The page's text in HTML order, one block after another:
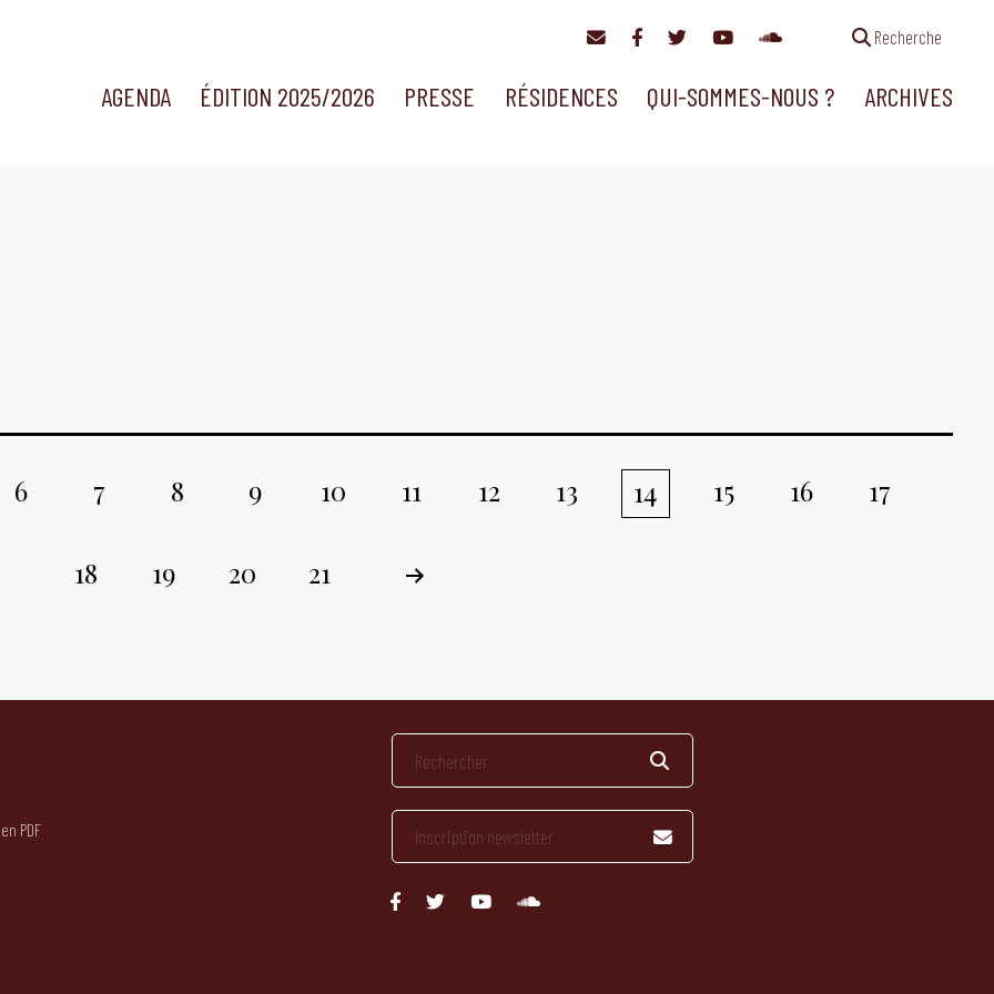
Recherche
AGENDA ÉDITION 2025/2026 PRESSE RÉSIDENCES QUI-SOMMES-NOUS ? ARCHIVES
6 7 8 9 10 11 12 13 14 15 16 17
18 19 20 21
PDF